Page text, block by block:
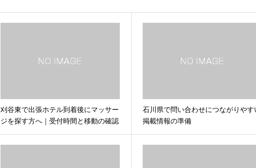
刈谷東で出張ホテル到着後にマッサー
ジを探す方へ｜受付時間と移動の確認
石川県で問い合わせにつながりやす
掲載情報の準備